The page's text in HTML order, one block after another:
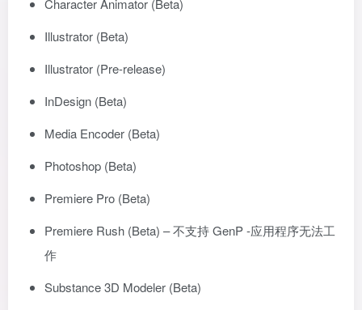
Character Animator (Beta)
Illustrator (Beta)
Illustrator (Pre-release)
InDesign (Beta)
Media Encoder (Beta)
Photoshop (Beta)
Premiere Pro (Beta)
Premiere Rush (Beta) – 不支持 GenP -应用程序无法工
作
Substance 3D Modeler (Beta)